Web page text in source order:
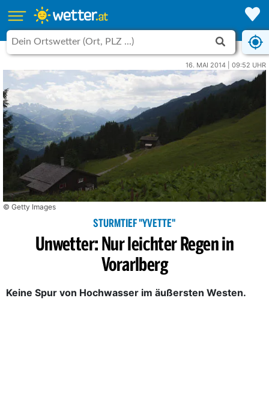
16. MAI 2014 | 09:52 UHR
© Getty Images
STURMTIEF "YVETTE"
Unwetter: Nur leichter Regen in
Vorarlberg
Keine Spur von Hochwasser im äußersten Westen.